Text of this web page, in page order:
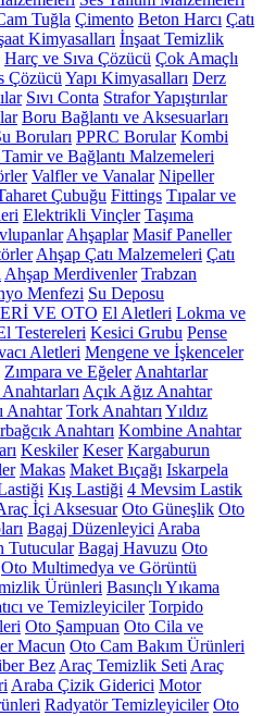
Tuğla Çimento Beton Harcı Çatı
Kimyasalları İnşaat Temizlik
Harç ve Sıva Çözücü Çok Amaçlı
Çözücü Yapı Kimyasalları Derz
Sıvı Conta Strafor Yapıştırılar
Boru Bağlantı ve Aksesuarları
Boruları PPRC Borular Kombi
Tamir ve Bağlantı Malzemeleri
Valfler ve Vanalar Nipeller
Çubuğu Fittings Tıpalar ve
Elektrikli Vinçler Taşıma
Ahşaplar Masif Paneller
Ahşap Çatı Malzemeleri Çatı
Ahşap Merdivenler Trabzan
Menfezi Su Deposu
VE OTO El Aletleri Lokma ve
Testereleri Kesici Grubu Pense
Aletleri Mengene ve İşkenceler
Zımpara ve Eğeler Anahtarlar
Açık Ağız Anahtar
Anahtar Tork Anahtarı Yıldız
Anahtarı Kombine Anahtar
Keskiler Keser Kargaburun
Makas Maket Bıçağı Iskarpela
Kış Lastiği 4 Mevsim Lastik
İçi Aksesuar Oto Güneşlik Oto
Bagaj Düzenleyici Araba
Tutucular Bagaj Havuzu Oto
Oto Multimedya ve Görüntü
Ürünleri Basınçlı Yıkama
ve Temizleyiciler Torpido
Oto Şampuan Oto Cila ve
Macun Oto Cam Bakım Ürünleri
Bez Araç Temizlik Seti Araç
Araba Çizik Giderici Motor
Radyatör Temizleyiciler Oto